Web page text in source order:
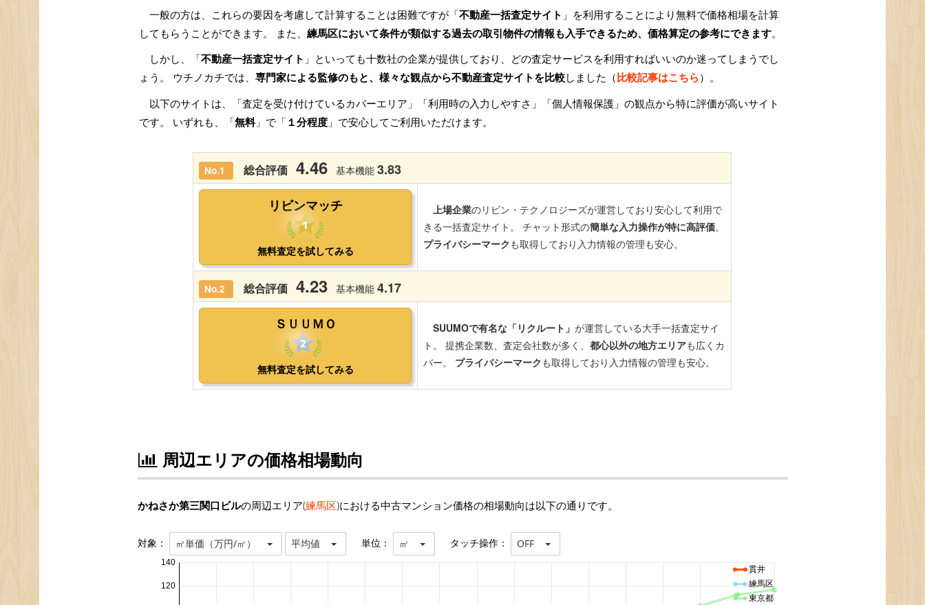
一般の方は、これらの要因を考慮して計算することは困難ですが「不動産一括査定サイト 」を利用することにより無料で価格相場を計算
してもらうことができます。 また、 練馬区において条件が類似する過去の取引物件の情報も入手できるため、価格算定の参考にできます。
しかし、「不動産一括査定サイト 」といっても十数社の企業が提供しており、どの査定サービスを利用すればいいのか迷ってしまうでし
ょう。 ウチノカチでは、 専門家による監修のもと、様々な観点から不動産査定サイトを比較しました（比較記事はこちら）。
以下のサイトは、「査定を受け付けているカバーエリア」「利用時の入力しやすさ」「個人情報保護」の観点から特に評価が高いサイト
です。 いずれも、「無料」で「 １分程度 」で安心してご利用いただけます。
周辺エリアの価格相場動向
かねさか第三関口ビルの周辺エリア(練馬区)における中古マンション価格の相場動向は以下の通りです。
対象： ㎡単価（万円/㎡） 平均値 単位： ㎡ タッチ操作： OFF
120
140
貫井
練馬区
東京都